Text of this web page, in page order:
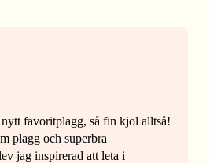
favoritplagg, så fin kjol alltså!
plagg och superbra
jag inspirerad att leta i